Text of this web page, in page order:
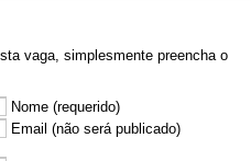
vaga, simplesmente preencha o
Nome (requerido)
Email (não será publicado)